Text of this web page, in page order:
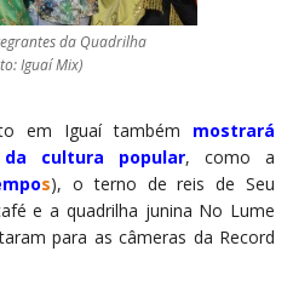
da Quadrilha
Iguaí Mix)
em Iguaí também mostrará
cultura popular, como a
s), o terno de reis de Seu
e a quadrilha junina No Lume
para as câmeras da Record